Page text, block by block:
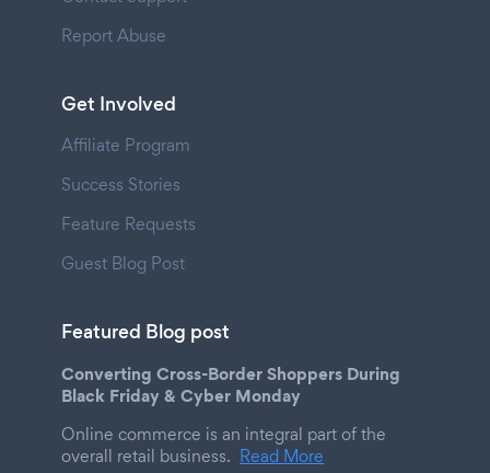
Report Abuse
Get Involved
Affiliate Program
Success Stories
Feature Requests
Guest Blog Post
Featured Blog post
Converting Cross-Border Shoppers During
Black Friday & Cyber Monday
Online commerce is an integral part of the
overall retail business. Read More